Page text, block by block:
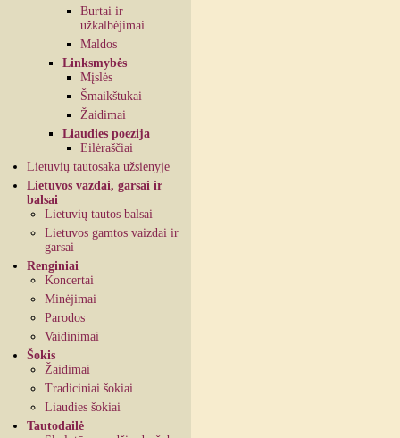
Burtai ir
užkalbėjimai
Maldos
Linksmybės
Mįslės
Šmaikštukai
Žaidimai
Liaudies poezija
Eilėraščiai
Lietuvių tautosaka užsienyje
Lietuvos vazdai, garsai ir
balsai
Lietuvių tautos balsai
Lietuvos gamtos vaizdai ir
garsai
Renginiai
Koncertai
Minėjimai
Parodos
Vaidinimai
Šokis
Žaidimai
Tradiciniai šokiai
Liaudies šokiai
Tautodailė